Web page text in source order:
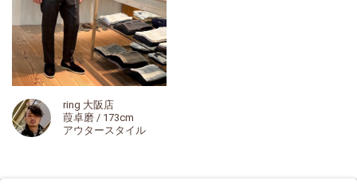
ring 大阪店
葭卓磨 / 173cm
アウタースタイル